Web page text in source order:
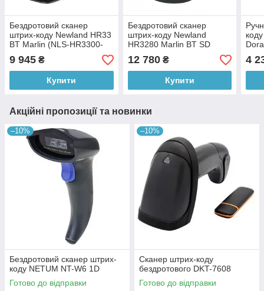
Бездротовий сканер
штрих-коду Newland HR33
BT Marlin (NLS-HR3300-
9 945 ₴
Купити
Бездротовий сканер
штрих-коду Newland
HR3280 Marlin BT SD
12 780₴
Купити
4
Акційні пропозиції та новинки
–10%
Бездротовий сканер штрих-
коду NETUM NT-W6 1D
Готово до відправки
–10%
Сканер штрих-коду
бездротового DKT-7608
Готово до відправки